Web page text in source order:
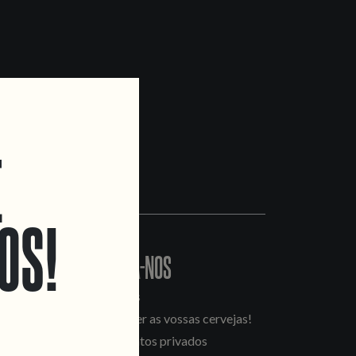
CONTACTA-NOS
Informações
Quero vender as vossas cervejas!
Tours e eventos privados